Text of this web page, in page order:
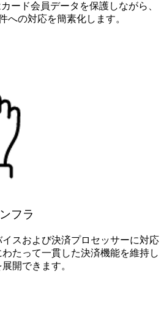
ード会員データを保護しながら、
への対応を簡素化します。
フラ
スおよび決済プロセッサーに対応
たって一貫した決済機能を維持し
開できます。